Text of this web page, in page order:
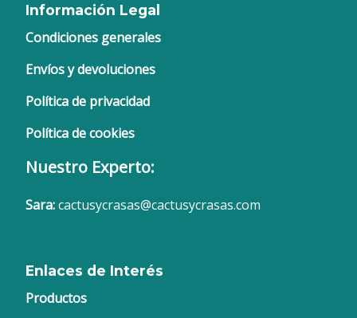
Información Legal
Condiciones generales
Envíos y devoluciones
Política de privacidad
Política de cookies
Nuestro Experto:
Sara:cactusycrasas@cactusycrasas.com
Enlaces de Interés
Productos